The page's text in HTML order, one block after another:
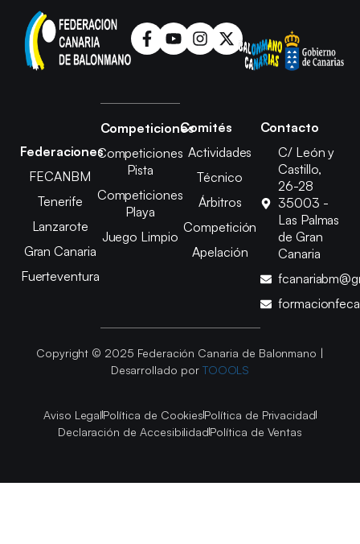
Federaciones
FECANBM
Tenerife
Lanzarote
Gran Canaria
Fuerteventura
Competiciones
Competiciones
Pista
Competiciones
Playa
Juego Limpio
Comités
Actividades
Técnico
Árbitros
Competición
Apelación
Contacto
C/ León y
Castillo,
26-28
35003 -
Las Palmas
de Gran
Canaria
Copyright © 2025 Federación Canaria de Balonmano |
Desarrollado por TOOOLS
Aviso LegalPolítica de CookiesPolítica de Privacidad
Declaración de AccesibilidadPolítica de Ventas